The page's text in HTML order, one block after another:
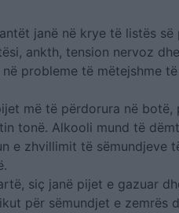
janë në krye të listës
ankth, tension nervoz
probleme të mëtejshme
më të përdorura në
tonë. Alkooli mund të
e zhvillimit të sëmundjeve
siç janë pijet e gazuar
për sëmundjet e zemrës